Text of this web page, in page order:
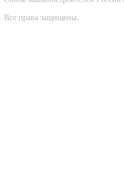
Все права защищены.